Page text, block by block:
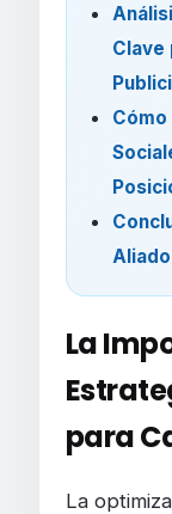
Clave
Cómo
La
para
La